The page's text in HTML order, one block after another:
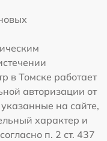
в Томске работает
авторизации от
на сайте,
характер и
п. 2 ст. 437